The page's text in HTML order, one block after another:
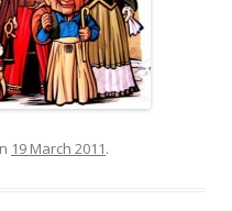
19 March 2011.